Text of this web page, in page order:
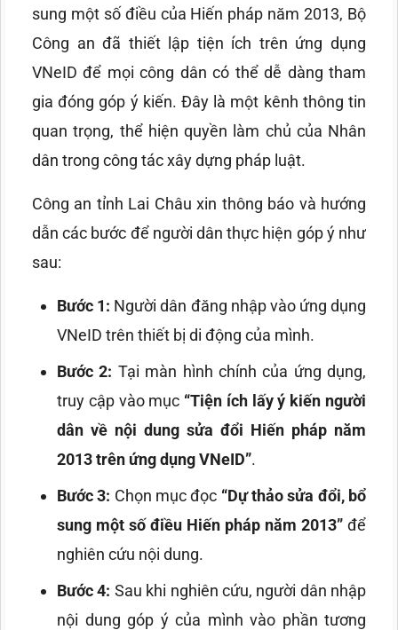
sung một số điều của Hiến pháp năm 2013, Bộ
Công an đã thiết lập tiện ích trên ứng dụng
VNeID để mọi công dân có thể dễ dàng tham
gia đóng góp ý kiến. Đây là một kênh thông tin
quan trọng, thể hiện quyền làm chủ của Nhân
dân trong công tác xây dựng pháp luật.
Công an tỉnh Lai Châu xin thông báo và hướng
dẫn các bước để người dân thực hiện góp ý như
sau:
Bước 1: Người dân đăng nhập vào ứng dụng
VNeID trên thiết bị di động của mình.
Bước 2: Tại màn hình chính của ứng dụng,
truy cập vào mục “Tiện ích lấy ý kiến người
dân về nội dung sửa đổi Hiến pháp năm
2013 trên ứng dụng VNeID”.
Bước 3: Chọn mục đọc “Dự thảo sửa đổi, bổ
sung một số điều Hiến pháp năm 2013” để
nghiên cứu nội dung.
Bước 4: Sau khi nghiên cứu, người dân nhập
nội dung góp ý của mình vào phần tương